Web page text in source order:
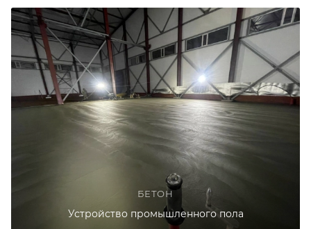
БЕТОН
Устройство промышленного пола